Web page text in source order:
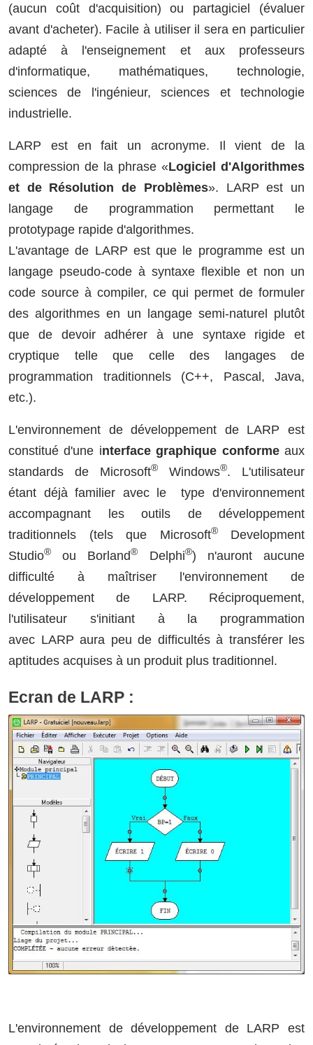
(aucun coût d'acquisition) ou partagiciel (évaluer
avant d'acheter). Facile à utiliser il sera en particulier
adapté à l'enseignement et aux professeurs
d'informatique, mathématiques, technologie,
sciences de l'ingénieur, sciences et technologie
industrielle.
LARP est en fait un acronyme. Il vient de la
compression de la phrase «Logiciel d'Algorithmes
et de Résolution de Problèmes». LARP est un
langage de programmation permettant le
prototypage rapide d'algorithmes.
L'avantage de LARP est que le programme est un
langage pseudo-code à syntaxe flexible et non un
code source à compiler, ce qui permet de formuler
des algorithmes en un langage semi-naturel plutôt
que de devoir adhérer à une syntaxe rigide et
cryptique telle que celle des langages de
programmation traditionnels (C++, Pascal, Java,
etc.).
L'environnement de développement de LARP est
constitué d'une interface graphique conformeaux
standards de Microsoft® Windows®. L'utilisateur
étant déjà familier avec le type d'environnement
accompagnant les outils de développement
traditionnels (tels que Microsoft®Development
Studio® ou Borland® Delphi®) n'auront aucune
difficulté à maîtriser l'environnement de
développement de LARP. Réciproquement,
l'utilisateur s'initiant à la programmation
avec LARP aura peu de difficultés à transférer les
aptitudes acquises à un produit plus traditionnel.
Ecran de LARP :
L'environnement de développement de LARP est